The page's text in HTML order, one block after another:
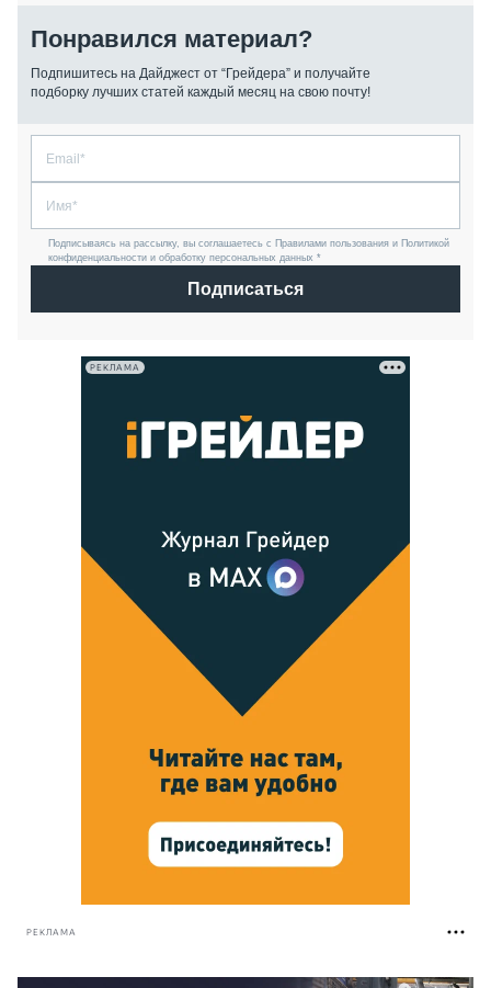
Понравился материал?
Подпишитесь на Дайджест от “Грейдера” и получайте
подборку лучших статей каждый месяц на свою почту!
Подписываясь на рассылку, вы соглашаетесь с Правилами пользования и Политикой
конфиденциальности и обработку персональных данных *
Подписаться
РЕКЛАМА
РЕКЛАМА